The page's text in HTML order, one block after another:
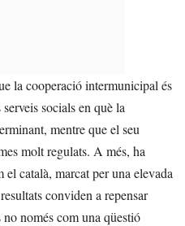
la cooperació intermunicipal és
socials en què la
mentre que el seu
molt regulats. A més, ha
català, marcat per una elevada
conviden a repensar
només com una qüestió